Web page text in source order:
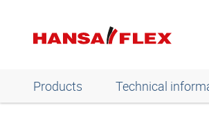
Products Technical